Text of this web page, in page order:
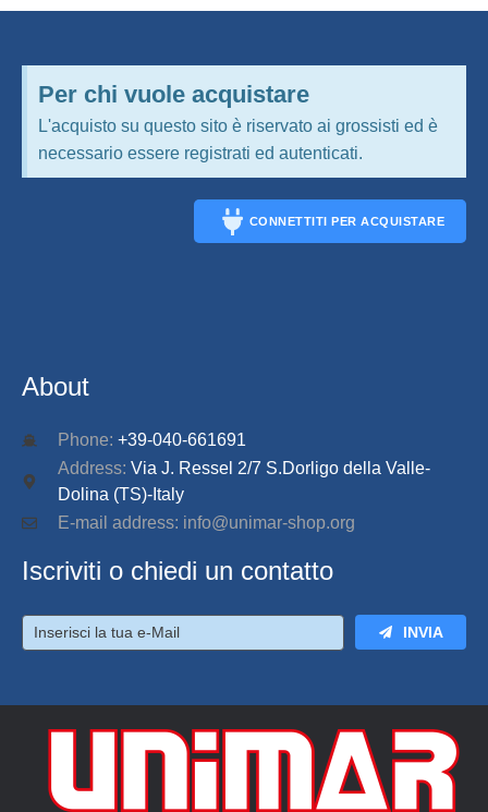
Per chi vuole acquistare
L'acquisto su questo sito è riservato ai grossisti ed è
necessario essere registrati ed autenticati.
CONNETTITI PER ACQUISTARE
About
Phone: +39-040-661691
Address: Via J. Ressel 2/7 S.Dorligo della Valle-
Dolina (TS)-Italy
E-mail address: info@unimar-shop.org
Iscriviti o chiedi un contatto
INVIA